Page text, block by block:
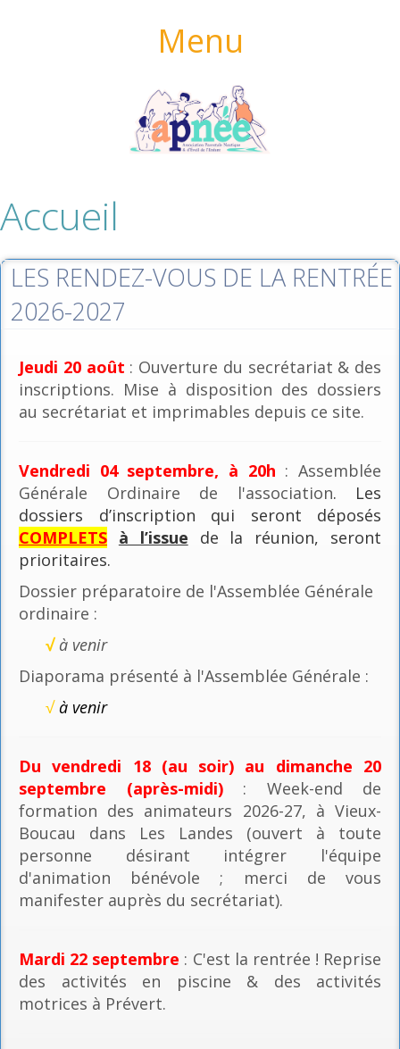
Menu
Accueil
LES RENDEZ-VOUS DE LA RENTRÉE
2026-2027
Jeudi 20 août : Ouverture du secrétariat & des
inscriptions. Mise à disposition des dossiers
au secrétariat et imprimables depuis ce site.
Vendredi 04 septembre, à 20h : Assemblée
Générale Ordinaire de l'association. Les
dossiers d’inscription qui seront déposés
COMPLETS à l’issue de la réunion, seront
prioritaires.
Dossier préparatoire de l'Assemblée Générale
ordinaire :
√ à venir
Diaporama présenté à l'Assemblée Générale :
√à venir
Du vendredi 18 (au soir) au dimanche 20
septembre (après-midi): Week-end de
formation des animateurs 2026-27, à Vieux-
Boucau dans Les Landes (ouvert à toute
personne désirant intégrer l'équipe
d'animation bénévole ; merci de vous
manifester auprès du secrétariat).
Mardi 22 septembre : C'est la rentrée ! Reprise
des activités en piscine & des activités
motrices à Prévert.